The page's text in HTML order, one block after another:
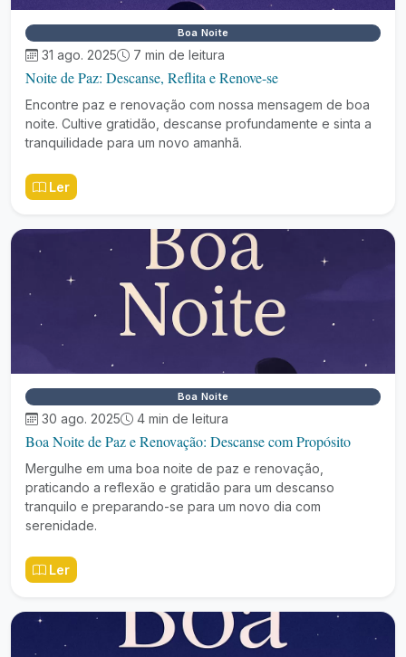
Boa Noite
31 ago. 2025 7 min de leitura
Noite de Paz: Descanse, Reflita e Renove-se
Encontre paz e renovação com nossa mensagem de boa
noite. Cultive gratidão, descanse profundamente e sinta a
tranquilidade para um novo amanhã.
Ler
Boa Noite
30 ago. 2025 4 min de leitura
Boa Noite de Paz e Renovação: Descanse com Propósito
Mergulhe em uma boa noite de paz e renovação,
praticando a reflexão e gratidão para um descanso
tranquilo e preparando-se para um novo dia com
serenidade.
Ler